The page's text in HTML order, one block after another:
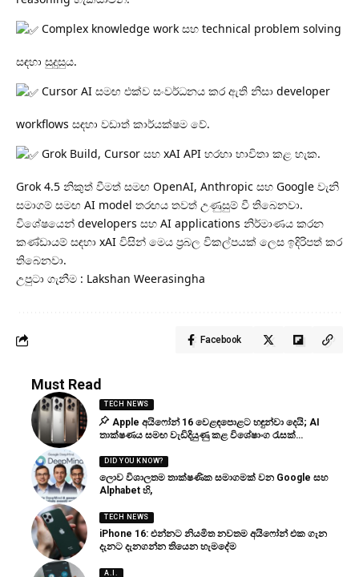
Complex knowledge work සහ technical problem solving
සඳහා සුදුසුය.
Cursor AI සමඟ එක්ව සංවර්ධනය කර ඇති නිසා developer
workflows සඳහා වඩාත් කාර්යක්ෂම වේ.
Grok Build, Cursor සහ xAI API හරහා භාවිතා කළ හැක.
Grok 4.5 නිකුත් වීමත් සමඟ OpenAI, Anthropic සහ Google වැනි
සමාගම් සමඟ AI model තරඟය තවත් උණුසුම් වී තිබෙනවා.
විශේෂයෙන් developers සහ AI applications නිර්මාණය කරන
කණ්ඩායම් සඳහා xAI විසින් මෙය ප්‍රබල විකල්පයක් ලෙස ඉදිරිපත් කර
තිබෙනවා.
උපුටා ගැනීම : Lakshan Weerasingha
Facebook
Must Read
TECH NEWS
Apple අයිෆෝන් 16 වෙළඳපොළට හඳුන්වා දෙයි; AI
තාක්ෂණය සමඟ වැඩිදියුණු කළ විශේෂාංග රැසක්…
DID YOU KNOW?
ලොව විශාලතම තාක්ෂණික සමාගමක් වන Google සහ
Alphabet හි,
TECH NEWS
iPhone 16: එන්නට නියමිත නවතම අයිෆෝන් එක ගැන
දැනට දැනගන්න තියෙන හැමදේම
A.I.